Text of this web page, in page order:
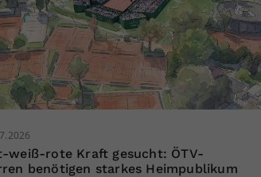
weiß-rote Kraft gesucht: ÖTV-
benötigen starkes Heimpublikum